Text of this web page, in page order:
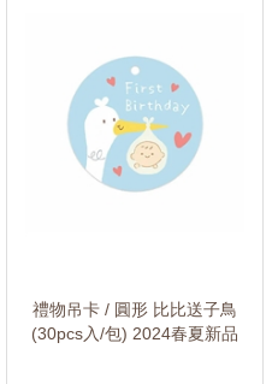
禮物吊卡 / 圓形 比比送子鳥
(30pcs入/包) 2024春夏新品